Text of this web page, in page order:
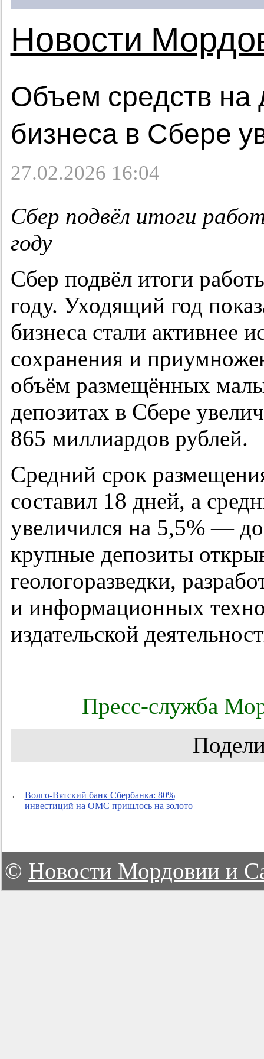
Новости
Объем средств на
бизнеса в Сбере
27.02.2026 16:04
Сбер подвёл итоги
году
Сбер подвёл итоги
году. Уходящий год
бизнеса стали активнее
сохранения и
объём размещённых
депозитах в Сбере
865 миллиардов рублей.
Средний срок
составил 18 дней, а
увеличился на 5,5% —
крупные депозиты
геологоразведки,
и информационных
издательской
Пресс-служба
←
Волго-Вятский банк Сбербанка: 80%
инвестиций на ОМС пришлось на золото
© Новости Мордовии и